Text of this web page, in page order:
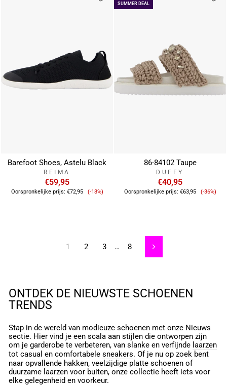
Barefoot Shoes, Astelu Black
REIMA
€59,95
Oorspronkelijke prijs: €72,95 Verkoopprijs
(-18%)
SUMMER DEAL
86-84102 Taupe
DUFFY
€40,95
Oorspronkelijke prijs: €63,95 (-36%)
1 2 3 … 8 Volgende
ONTDEK DE NIEUWSTE SCHOENEN
TRENDS
Stap in de wereld van modieuze schoenen met onze Nieuws
sectie. Hier vind je een scala aan stijlen die ontworpen zijn
om je garderobe te verbeteren, van slanke en verfijnde laarzen
tot casual en comfortabele sneakers. Of je nu op zoek bent
naar opvallende hakken, veelzijdige platte schoenen of
duurzame laarzen voor buiten, onze collectie heeft iets voor
elke gelegenheid en voorkeur.